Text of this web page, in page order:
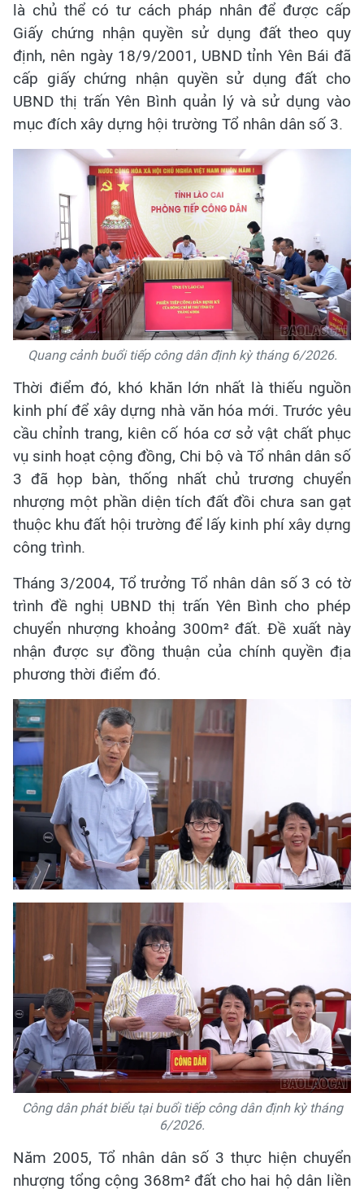
là chủ thể có tư cách pháp nhân để được cấp
Giấy chứng nhận quyền sử dụng đất theo quy
định, nên ngày 18/9/2001, UBND tỉnh Yên Bái đã
cấp giấy chứng nhận quyền sử dụng đất cho
UBND thị trấn Yên Bình quản lý và sử dụng vào
mục đích xây dựng hội trường Tổ nhân dân số 3.
Quang cảnh buổi tiếp công dân định kỳ tháng 6/2026.
Thời điểm đó, khó khăn lớn nhất là thiếu nguồn
kinh phí để xây dựng nhà văn hóa mới. Trước yêu
cầu chỉnh trang, kiên cố hóa cơ sở vật chất phục
vụ sinh hoạt cộng đồng, Chi bộ và Tổ nhân dân số
3 đã họp bàn, thống nhất chủ trương chuyển
nhượng một phần diện tích đất đồi chưa san gạt
thuộc khu đất hội trường để lấy kinh phí xây dựng
công trình.
Tháng 3/2004, Tổ trưởng Tổ nhân dân số 3 có tờ
trình đề nghị UBND thị trấn Yên Bình cho phép
chuyển nhượng khoảng 300m² đất. Đề xuất này
nhận được sự đồng thuận của chính quyền địa
phương thời điểm đó.
Công dân phát biểu tại buổi tiếp công dân định kỳ tháng
6/2026.
Năm 2005, Tổ nhân dân số 3 thực hiện chuyển
nhượng tổng cộng 368m² đất cho hai hộ dân liền